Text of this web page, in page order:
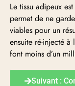
Le tissu adipeux
permet de ne
viables pour un
ensuite ré-injecté à
font moins d’un
Suivant :